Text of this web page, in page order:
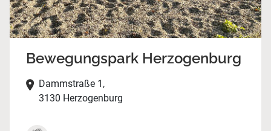
Bewegungspark Herzogenburg
Dammstraße 1,
3130 Herzogenburg